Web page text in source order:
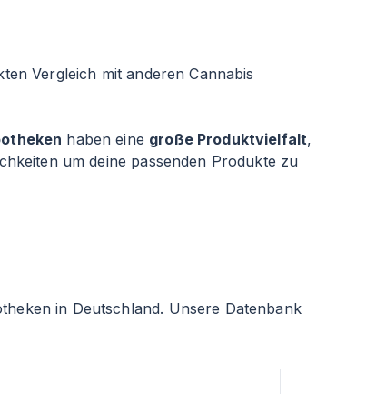
Vergleich mit anderen Cannabis
haben eine große Produktvielfalt,
um deine passenden Produkte zu
in Deutschland. Unsere Datenbank